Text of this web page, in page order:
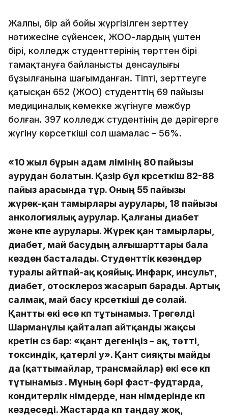
Жалпы, бір ай бойы жүргізілген зерттеу
нәтижесіне сүйенсек, ЖОО-лардың үштен
бірі, колледж студенттерінің төрттен бірі
тамақтануға байланысты денсаулығы
бұзылғанына шағымданған. Тіпті, зерттеуге
қатысқан 652 (ЖОО) студенттің 69 пайызы
медициналық көмекке жүгінуге мәжбүр
болған. 397 колледж студентінің де дәрігерге
жүгіну көрсеткіші сол шамалас – 56%.
«10 жыл бұрын адам өлімінің 80 пайызы
аурудан болатын. Қазір бұл көрсеткіш 82-88
пайыз арасында тұр. Оның 55 пайызы
жүрек-қан тамырлары аурулары, 18 пайызы
анкологиялық аурулар. Қалғаны диабет
және өкпе аурулары. Жүрек қан тамырлары,
диабет, май басудың алғышарттары бала
кезден басталады. Студенттік кезеңдер
туралы айтпай-ақ қояйық. Инфарк, инсульт,
диабет, отосклероз жасарып барады. Артық
салмақ, май басу көрсеткіші де солай.
Қантты екі есе көп тұтынамыз. Төрегелді
Шарманұлы қайталап айтқанды жақсы
көретін сөз бар: «қант дегеніңіз – ақ, тәтті,
токсиндік, қатерлі у». Қант сияқты майды
да (қаттымайлар, трансмайлар) екі есе көп
тұтынамыз . Мұның бәрі фаст-фудтарда,
кондитерлік өнімдерде, нан өнімдерінде көп
кездеседі. Жастарда көп таңдау жоқ,